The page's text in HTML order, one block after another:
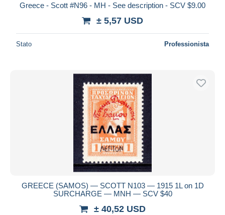
Greece - Scott #N96 - MH - See description - SCV $9.00
± 5,57 USD
Stato Professionista
GREECE (SAMOS) — SCOTT N103 — 1915 1L on 1D
SURCHARGE — MNH — SCV $40
± 40,52 USD